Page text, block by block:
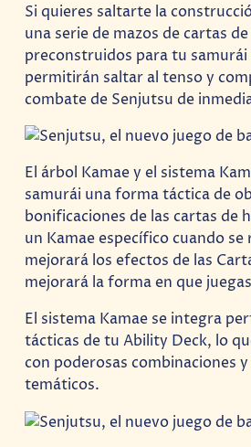
Si quieres saltarte la
una serie de mazos de cartas
preconstruidos para tu
permitirán saltar al tenso y
combate de Senjutsu de
El árbol Kamae y el sistema
samurái una forma táctica de
bonificaciones de las cartas de
un Kamae específico cuando se
mejorará los efectos de las
mejorará la forma en que
El sistema Kamae se integra
tácticas de tu Ability Deck, lo
con poderosas combinaciones
temáticos.